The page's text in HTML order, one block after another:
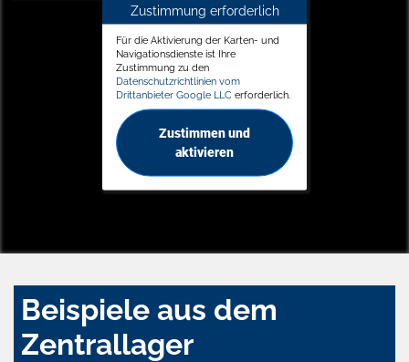
Zustimmung erforderlich
Für die Aktivierung der Karten- und
Navigationsdienste ist Ihre
Zustimmung zu den
Datenschutzrichtlinien vom
Drittanbieter Google LLC erforderlich.
Zustimmen und
aktivieren
Beispiele aus dem
Zentrallager